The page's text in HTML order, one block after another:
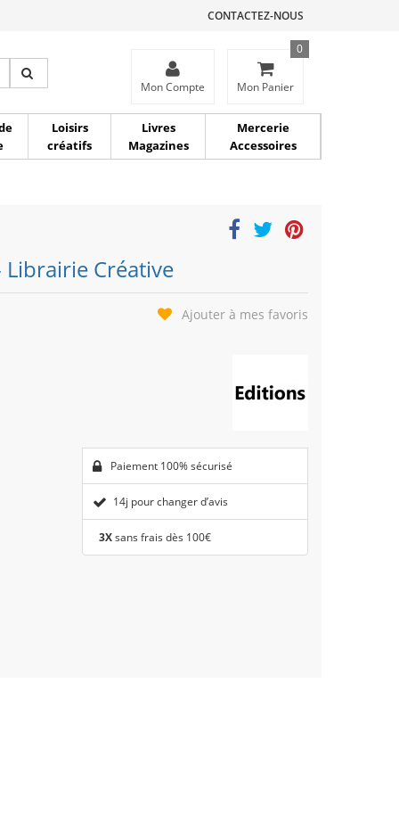
CONTACTEZ-NOUS
Mon Compte Mon Panier
0
Loisirs
créatifs
Livres
Magazines
Mercerie
Accessoires
Créative
Ajouter à mes favoris
Paiement 100% sécurisé
14j pour changer d’avis
3Xsans frais dès 100€